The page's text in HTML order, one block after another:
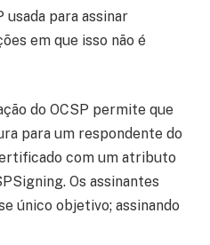
usada para assinar
em que isso não é
do OCSP permite que
para um respondente do
com um atributo
Os assinantes
único objetivo; assinando